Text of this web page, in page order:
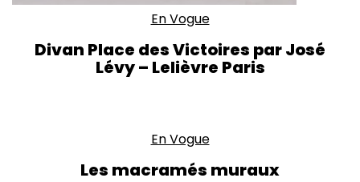
En Vogue
Divan Place des Victoires par José
Lévy – Lelièvre Paris
En Vogue
Les macramés muraux